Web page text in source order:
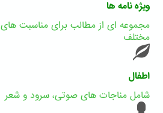
ویژه نامه ها
مجموعه ای از مطالب برای مناسبت های
مختلف
اطفال
شامل مناجات های صوتی، سرود و شعر